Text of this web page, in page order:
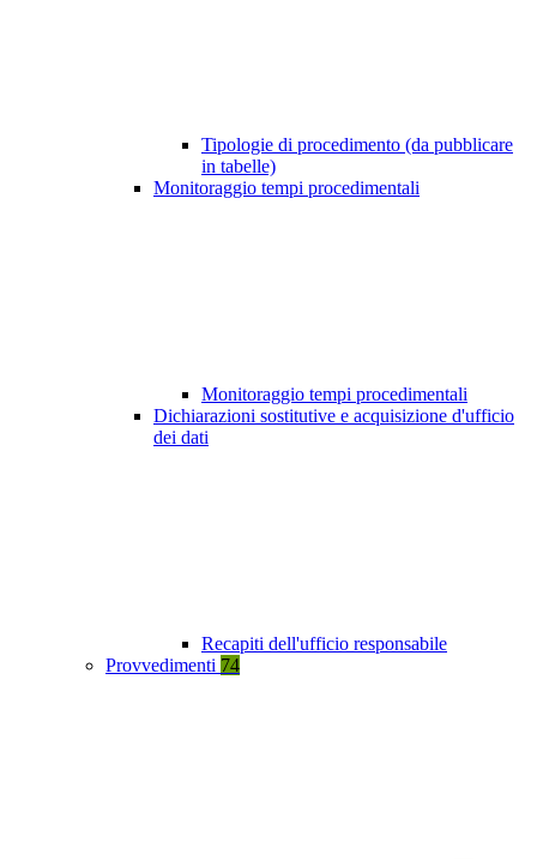
Tipologie di procedimento (da pubblicare
in tabelle)
Monitoraggio tempi procedimentali
Monitoraggio tempi procedimentali
Dichiarazioni sostitutive e acquisizione d'ufficio
dei dati
Recapiti dell'ufficio responsabile
Provvedimenti 74